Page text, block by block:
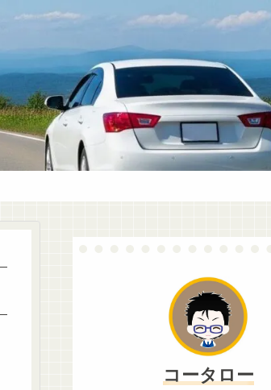
コータロー